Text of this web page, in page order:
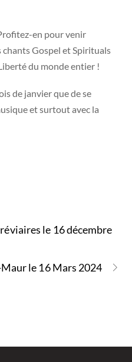
en pour venir
Gospel et Spirituals
du monde entier !
de janvier que de se
et surtout avec la
le 16 décembre
le 16 Mars 2024